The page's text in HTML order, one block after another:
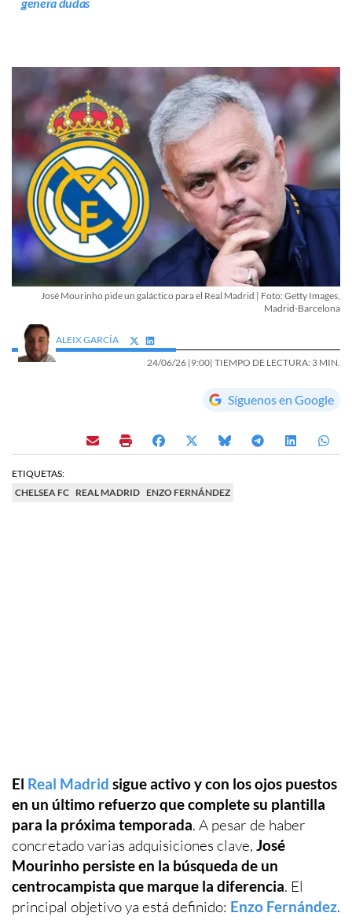
José Mourinho pide un galáctico para el Real Madrid | Foto: Getty Images,
Madrid-Barcelona
ALEIX GARCÍA
24/06/26 |9:00| TIEMPO DE LECTURA: 3 MIN.
Síguenos en Google
ETIQUETAS:
CHELSEA FC REAL MADRID ENZO FERNÁNDEZ
El Real Madrid sigue activo y con los ojos puestos
en un último refuerzo que complete su plantilla
para la próxima temporada. A pesar de haber
concretado varias adquisiciones clave, José
Mourinho persiste en la búsqueda de un
centrocampista que marque la diferencia. El
principal objetivo ya está definido: Enzo Fernández.